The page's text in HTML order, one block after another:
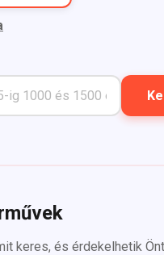
keres, és érdekelhetik